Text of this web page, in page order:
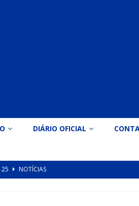
DIÁRIO OFICIAL
NOTÍCIAS